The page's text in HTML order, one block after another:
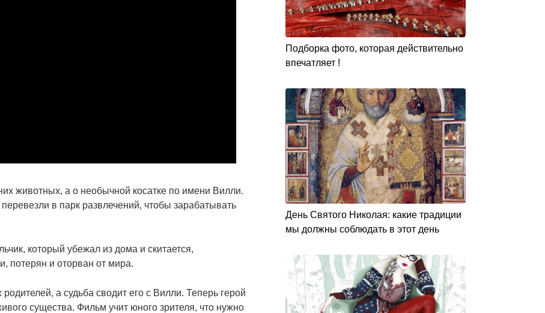
животных, а о необычной косатке по имени Вилли.
в парк развлечений, чтобы зарабатывать
который убежал из дома и скитается,
потерян и оторван от мира.
а судьба сводит его с Вилли. Теперь герой
существа. Фильм учит юного зрителя, что нужно
Подборка фото, которая действительно
впечатляет !
День Святого Николая: какие традиции
мы должны соблюдать в этот день